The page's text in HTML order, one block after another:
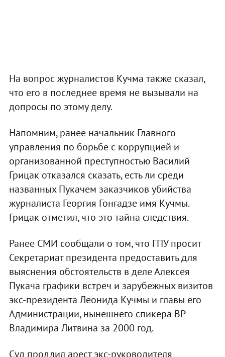
На вопрос журналистов Кучма также сказал,
что его в последнее время не вызывали на
допросы по этому делу.
Напомним, ранее начальник Главного
управления по борьбе с коррупцией и
организованной преступностью Василий
Грицак отказался сказать, есть ли среди
названных Пукачем заказчиков убийства
журналиста Георгия Гонгадзе имя Кучмы.
Грицак отметил, что это тайна следствия.
Ранее СМИ сообщали о том, что ГПУ просит
Секретариат президента предоставить для
выяснения обстоятельств в деле Алексея
Пукача графики встреч и зарубежных визитов
экс-президента Леонида Кучмы и главы его
Администрации, нынешнего спикера ВР
Владимира Литвина за 2000 год.
Суд продлил арест экс-руководителя